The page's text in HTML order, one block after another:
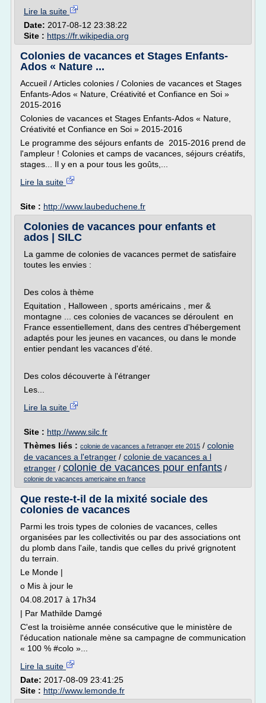
Lire la suite
Date: 2017-08-12 23:38:22
Site : https://fr.wikipedia.org
Colonies de vacances et Stages Enfants-
Ados « Nature ...
Accueil / Articles colonies / Colonies de vacances et Stages
Enfants-Ados « Nature, Créativité et Confiance en Soi »
2015-2016
Colonies de vacances et Stages Enfants-Ados « Nature,
Créativité et Confiance en Soi » 2015-2016
Le programme des séjours enfants de 2015-2016 prend de
l'ampleur ! Colonies et camps de vacances, séjours créatifs,
stages... Il y en a pour tous les goûts,...
Lire la suite
Site : http://www.laubeduchene.fr
Colonies de vacances pour enfants et
ados | SILC
La gamme de colonies de vacances permet de satisfaire
toutes les envies :
Des colos à thème
Equitation , Halloween , sports américains , mer &
montagne ... ces colonies de vacances se déroulent en
France essentiellement, dans des centres d'hébergement
adaptés pour les jeunes en vacances, ou dans le monde
entier pendant les vacances d'été.
Des colos découverte à l'étranger
Les...
Lire la suite
Site : http://www.silc.fr
Thèmes liés : colonie de vacances a l'etranger ete 2015 / colonie
de vacances a l'etranger / colonie de vacances a l
etranger / colonie de vacances pour enfants /
colonie de vacances americaine en france
Que reste-t-il de la mixité sociale des
colonies de vacances
Parmi les trois types de colonies de vacances, celles
organisées par les collectivités ou par des associations ont
du plomb dans l'aile, tandis que celles du privé grignotent
du terrain.
Le Monde |
o Mis à jour le
04.08.2017 à 17h34
| Par Mathilde Damgé
C'est la troisième année consécutive que le ministère de
l'éducation nationale mène sa campagne de communication
« 100 % #colo »...
Lire la suite
Date: 2017-08-09 23:41:25
Site : http://www.lemonde.fr